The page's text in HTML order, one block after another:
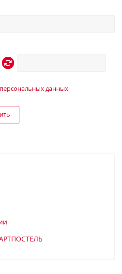
данных